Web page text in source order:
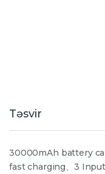
Təsvir
30000mAh battery
fast charging、3